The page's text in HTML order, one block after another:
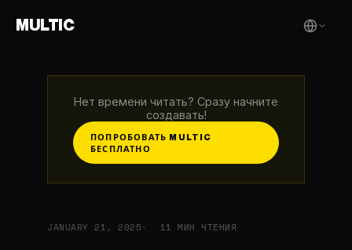
MULTIC
Нет времени читать? Сразу начните
создавать!
ПОПРОБОВАТЬ MULTIC
БЕСПЛАТНО
JANUARY 21, 2025 11 МИН ЧТЕНИЯ